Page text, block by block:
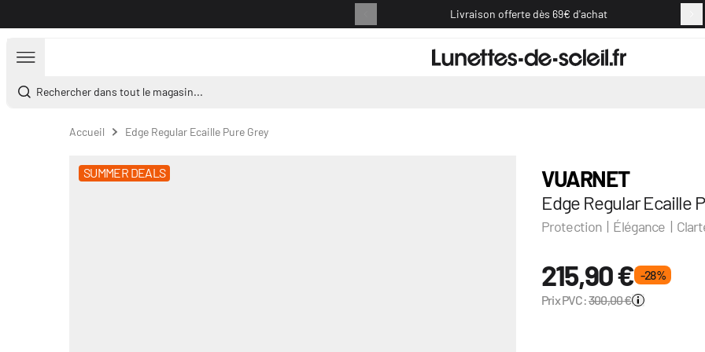
Livraison offerte dès 69€ d'achat
Rechercher dans tout le magasin...
Accueil Edge Regular Ecaille Pure Grey
SUMMER DEALS VUARNET
Edge Regular Ecaille
Protection | Élégance |
215,90 € - 28 %
Prix PVC:300,00 €